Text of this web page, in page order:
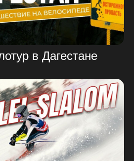
в Дагестане